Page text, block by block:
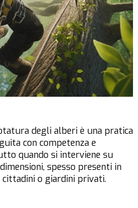
degli alberi è una pratica
con competenza e
quando si interviene su
spesso presenti in
o giardini privati.